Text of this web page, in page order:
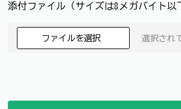
添付ファイル（サイズは8メガバイト以
ファイルを選択 選択され